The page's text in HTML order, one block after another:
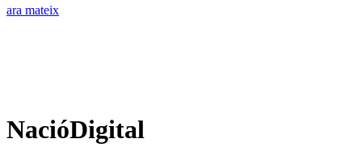
ara mateix
NacióDigital